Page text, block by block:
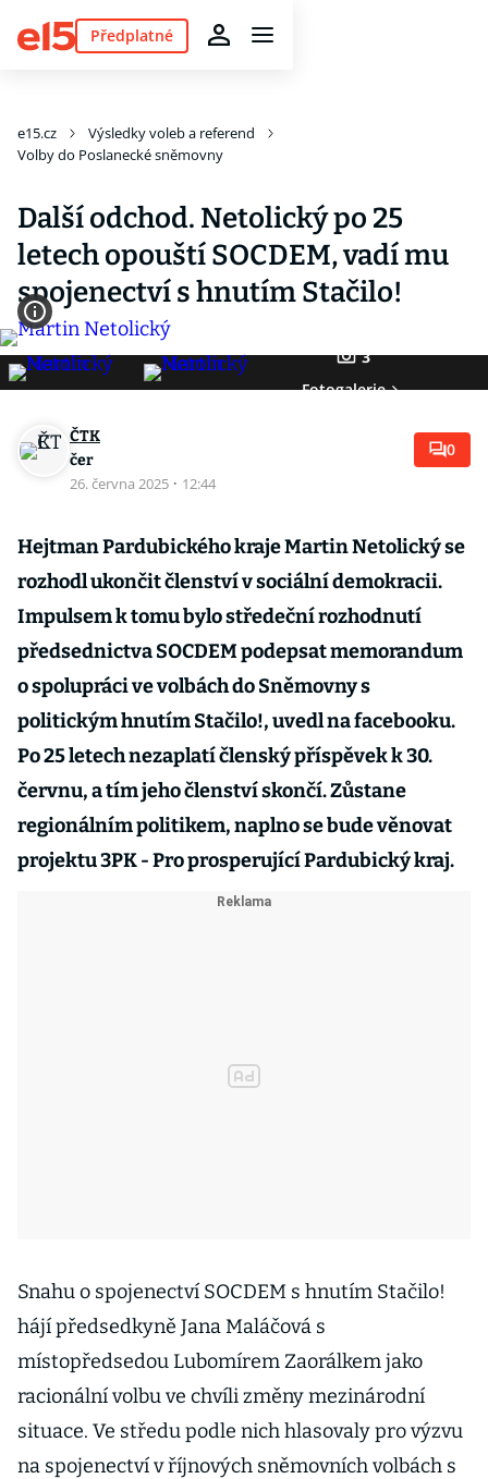
Předplatné
e15.cz
Výsledky voleb a referend
Volby do Poslanecké sněmovny
Další odchod. Netolický po 25
letech opouští SOCDEM, vadí mu
spojenectví s hnutím Stačilo!
3
Fotogalerie
ČTK
čer
26. června 2025 · 12:44
0
Hejtman Pardubického kraje Martin Netolický se
rozhodl ukončit členství v sociální demokracii.
Impulsem k tomu bylo středeční rozhodnutí
předsednictva SOCDEM podepsat memorandum
o spolupráci ve volbách do Sněmovny s
politickým hnutím Stačilo!, uvedl na facebooku.
Po 25 letech nezaplatí členský příspěvek k 30.
červnu, a tím jeho členství skončí. Zůstane
regionálním politikem, naplno se bude věnovat
projektu 3PK - Pro prosperující Pardubický kraj.
Snahu o spojenectví SOCDEM s hnutím Stačilo!
hájí předsedkyně Jana Maláčová s
místopředsedou Lubomírem Zaorálkem jako
racionální volbu ve chvíli změny mezinárodní
situace. Ve středu podle nich hlasovaly pro výzvu
na spojenectví v říjnových sněmovních volbách s